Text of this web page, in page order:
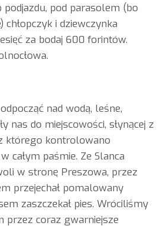
podjazdu, pod parasolem (bo
chłopczyk i dziewczynka
za bodaj 600 forintów.
nad wodą, leśne,
nas do miejscowości, słynącej z
którego kontrolowano
całym paśmie. Ze Slanca
w stronę Preszowa, przez
przejechał pomalowany
zaszczekał pies. Wróciliśmy
przez coraz gwarniejsze